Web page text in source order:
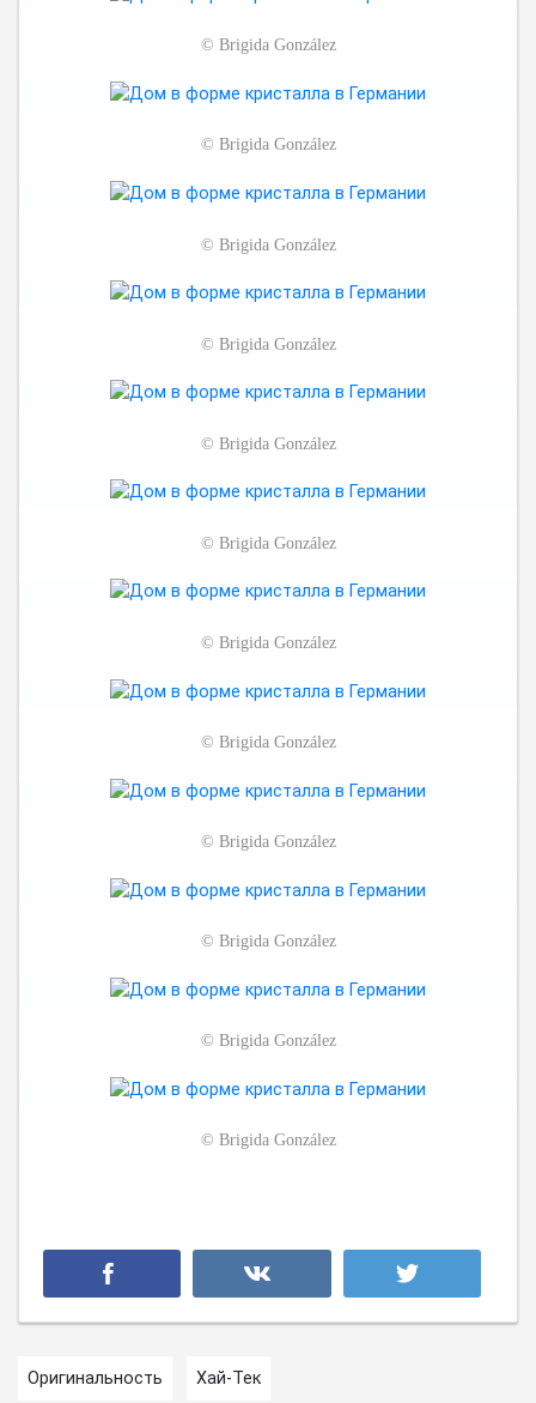
© Brigida González
© Brigida González
© Brigida González
© Brigida González
© Brigida González
© Brigida González
© Brigida González
© Brigida González
© Brigida González
© Brigida González
© Brigida González
© Brigida González
Оригинальность Хай-Тек